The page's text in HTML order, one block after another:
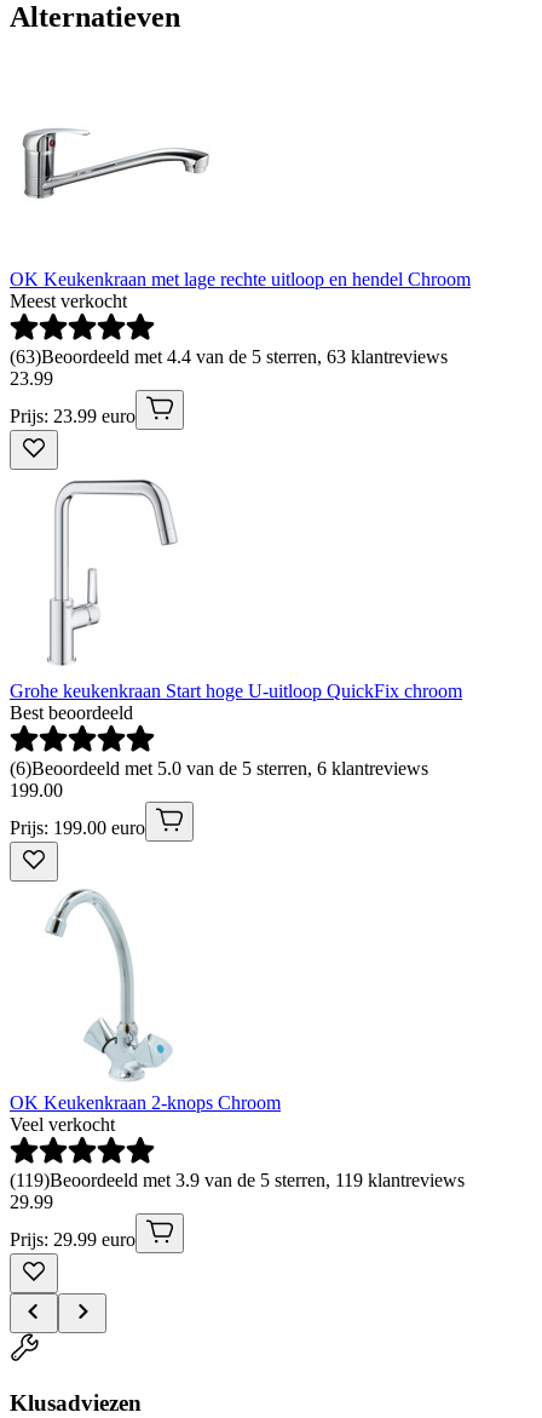
Alternatieven
OK Keukenkraan met lage rechte uitloop en hendel Chroom
Meest verkocht
(63)Beoordeeld met 4.4 van de 5 sterren, 63 klantreviews
23.99
Prijs: 23.99 euro
Grohe keukenkraan Start hoge U-uitloop QuickFix chroom
Best beoordeeld
(6)Beoordeeld met 5.0 van de 5 sterren, 6 klantreviews
199.00
Prijs: 199.00 euro
OK Keukenkraan 2-knops Chroom
Veel verkocht
(119)Beoordeeld met 3.9 van de 5 sterren, 119 klantreviews
29.99
Prijs: 29.99 euro
Klusadviezen